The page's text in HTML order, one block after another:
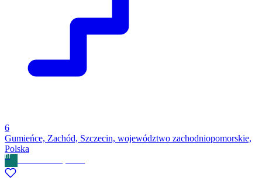
6
Gumieńce, Zachód, Szczecin, województwo zachodniopomorskie,
Polska
DI